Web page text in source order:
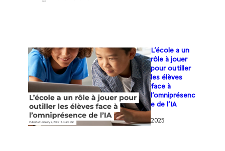
L’école a un
rôle à jouer
pour outiller
les élèves
face à
l’omniprésenc
e de l’IA
2025